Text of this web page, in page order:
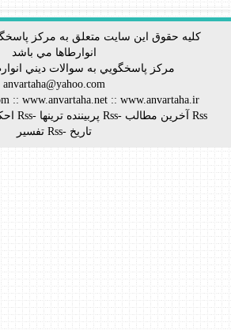
كليه حقوق اين سايت متعلق به مركز
انوارطاها مي باشد
مركز پاسخگويي به سوالات ديني
anvartaha@yahoo.com
:: www.anvartaha.net:: www.anvartaha.ir
Rss آخرين مطالب
-Rss پربيننده ترينها -Rss احكام
تاريخ-Rss تفسير